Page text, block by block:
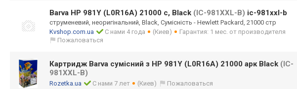
Barva HP 981Y (L0R16A) 21000 c, Black (IC-981XXL-B) ic-981xxl-b
струменевий, неоригінальний, Black, Сумісність - Hewlett Packard, 21000 стр
Kvshop.com.ua
С нами 4 года (Киев)
Гарантия: 1 мес. от производителя
Пожаловаться
Картридж Barva сумісний з HP 981Y (L0R16A) 21000 арк Black (IC-
981XXL-B)
Rozetka.ua С нами 7 лет (Киев) Пожаловаться